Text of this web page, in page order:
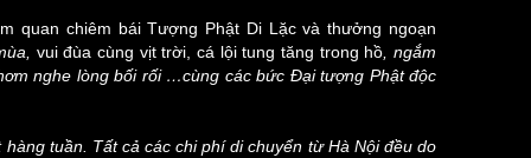
quan chiêm bái Tượng Phật Di Lặc và thưởng ngoạn
vui đùa cùng vịt trời, cá lội tung tăng trong hồ, ngắm
nghe lòng bối rối …cùng các bức Đại tượng Phật độc
tuần. Tất cả các chi phí di chuyển từ Hà Nội đều do